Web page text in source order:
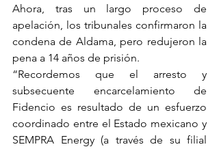
Ahora, tras un largo proceso de
apelación, los tribunales confirmaron la
condena de Aldama, pero redujeron la
pena a 14 años de prisión.
“Recordemos que el arresto y
subsecuente encarcelamiento de
Fidencio es resultado de un esfuerzo
coordinado entre el Estado mexicano y
SEMPRA Energy (a través de su filial